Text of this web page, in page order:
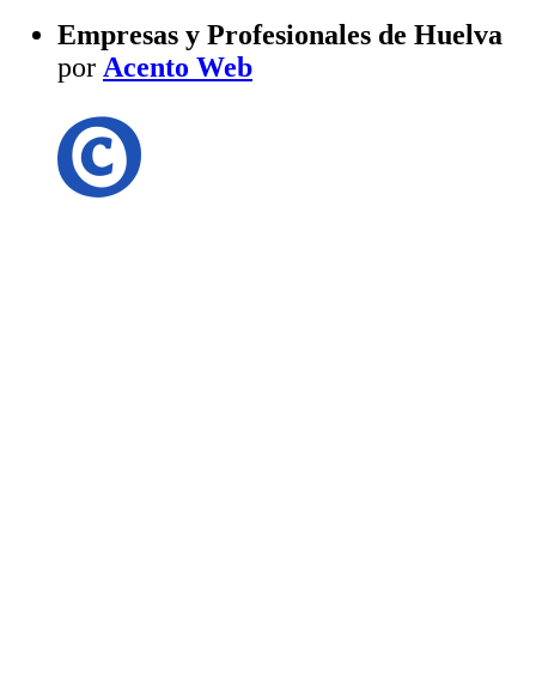
Empresas y Profesionales de Huelva
por Acento Web